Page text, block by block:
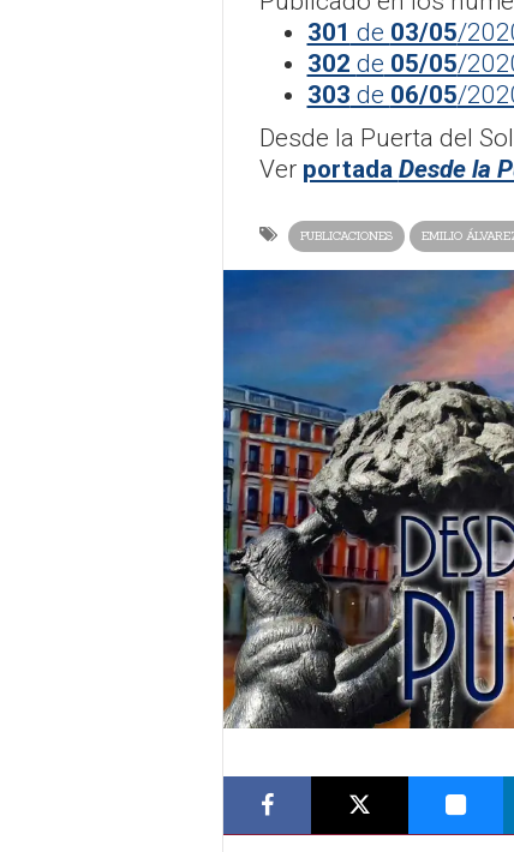
301 de 03/05/
302 de 05/05/
303 de 06/05/
Desde la Puerta del
Ver portada Desde la
PUBLICACIONES EMILIO